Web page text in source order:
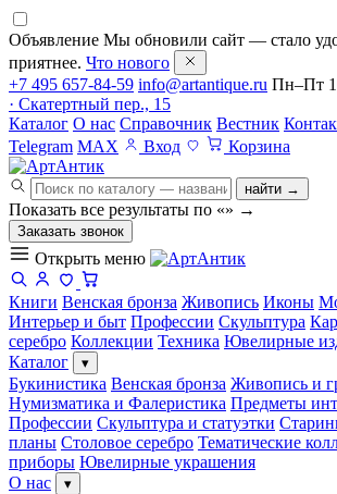
Объявление Мы обновили сайт — стало
приятнее. Что нового
+7 495 657-84-59 info@artantique.ru Пн–Пт
· Скатертный пер., 15
Каталог О нас Справочник Вестник
Telegram MAX Вход Корзина
найти →
Показать все результаты по «» →
Заказать звонок
Открыть меню
Книги Венская бронза Живопись Иконы
Интерьер и быт Профессии Скульптура
серебро Коллекции Техника Ювелирные
Каталог
▾
Букинистика Венская бронза Живопись и
Нумизматика и Фалеристика Предметы
Профессии Скульптура и статуэтки
планы Столовое серебро Тематические
приборы Ювелирные украшения
О нас
▾